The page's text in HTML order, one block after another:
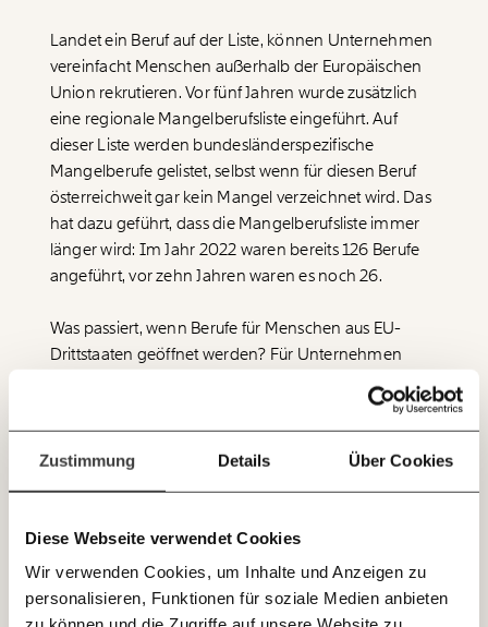
Zustimmung Details Über Cookies
Diese Webseite verwendet Cookies
Wir verwenden Cookies, um Inhalte und Anzeigen zu
personalisieren, Funktionen für soziale Medien anbieten
JETZT
EINFACH
Veränderung
beginnt mit Dir!
WerdeFördermitglied und wir können gemeinsam
unsere Wirtschaft so gestalten, dass sie für alle
funktioniert. Unsere Recherchen sind für alle frei im
Netz. Unabhängig und werbefrei. Und das wird auch
so bleiben. Kämpf’ mit uns für den Fortschritt und
unterstütze uns mit Deinem Mitgliedsbeitrag.
Du überweist lieber direkt?
Hier unsere IBAN: AT34 4300 0498 0007 6017
Fragen und Antworten.
Immer auf dem
mit unseren gratis
E-Mail-Newslettern!
Landet ein Beruf auf der Liste, können Unternehmen
vereinfacht Menschen außerhalb der Europäischen
Union rekrutieren. Vor fünf Jahren wurde zusätzlich
eine regionale Mangelberufsliste eingeführt. Auf
dieser Liste werden bundesländerspezifische
Mangelberufe gelistet, selbst wenn für diesen Beruf
österreichweit gar kein Mangel verzeichnet wird. Das
hat dazu geführt, dass die Mangelberufsliste immer
länger wird: Im Jahr 2022 waren bereits 126 Berufe
angeführt, vor zehn Jahren waren es noch 26.
Was passiert, wenn Berufe für Menschen aus EU-
Drittstaaten geöffnet werden? Für Unternehmen
vergrößert sich der Pool an möglichen Arbeitskräften
schlagartig. Gleichzeitig werden Unternehmen vom
Verbesserungsdruck befreit, ihre Stellen attraktiver zu
gestalten. Das Zusammenspiel von Angebot und
Nachfrage greift normalerweise auch am
Arbeitskräfteangebot bei großer Nachfrage zu
steigenden Löhnen. Ein Blick auf die
Lohnentwicklung der sogenannten Mangelberufe
lässt aber erkennen: Da tut sich nix. In den